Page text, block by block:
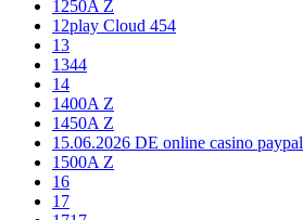
1250A Z
12play Cloud 454
13
1344
14
1400A Z
1450A Z
15.06.2026 DE online casino paypal
1500A Z
16
17